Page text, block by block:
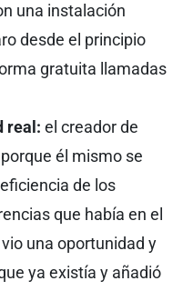
una instalación
desde el principio
gratuita llamadas
real: el creador de
él mismo se
de los
que había en el
una oportunidad y
ya existía y añadió